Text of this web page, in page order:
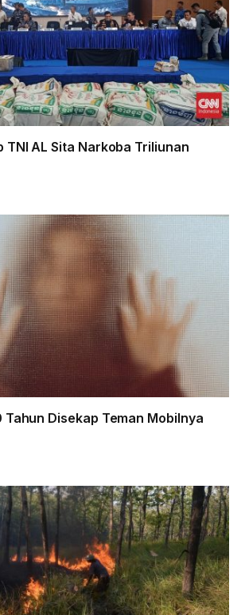
TNI AL Sita Narkoba Triliunan
Tahun Disekap Teman Mobilnya